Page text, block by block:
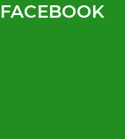
FACEBOOK